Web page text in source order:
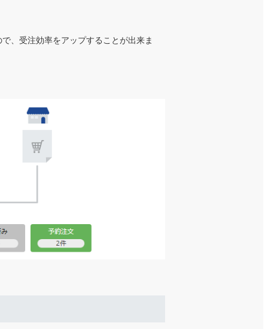
、受注効率をアップすることが出来ま